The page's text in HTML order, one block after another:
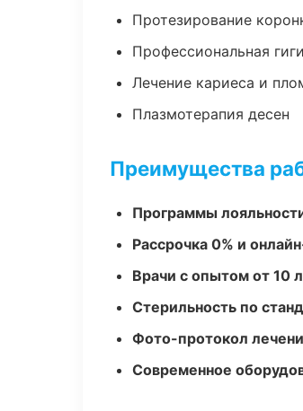
Протезирование
Профессиональная
Лечение кариеса и
Плазмотерапия десен
Преимущества
Программы
Рассрочка 0% и
Врачи с опытом от 10
Стерильность по
Фото-протокол
Современное